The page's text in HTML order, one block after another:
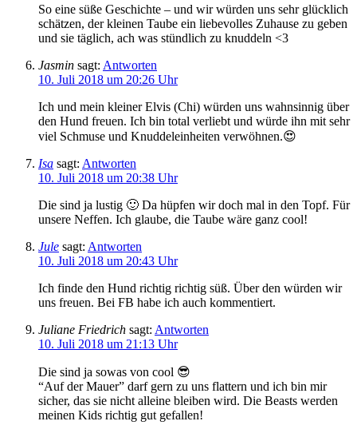
So eine süße Geschichte – und wir würden uns sehr glücklich
schätzen, der kleinen Taube ein liebevolles Zuhause zu geben
und sie täglich, ach was stündlich zu knuddeln <3
Jasmin sagt: Antworten
10. Juli 2018 um 20:26 Uhr
Ich und mein kleiner Elvis (Chi) würden uns wahnsinnig über
den Hund freuen. Ich bin total verliebt und würde ihn mit sehr
viel Schmuse und Knuddeleinheiten verwöhnen.😍
Isa sagt: Antworten
10. Juli 2018 um 20:38 Uhr
Die sind ja lustig 🙂 Da hüpfen wir doch mal in den Topf. Für
unsere Neffen. Ich glaube, die Taube wäre ganz cool!
Jule sagt: Antworten
10. Juli 2018 um 20:43 Uhr
Ich finde den Hund richtig richtig süß. Über den würden wir
uns freuen. Bei FB habe ich auch kommentiert.
Juliane Friedrich sagt: Antworten
10. Juli 2018 um 21:13 Uhr
Die sind ja sowas von cool 😎
“Auf der Mauer” darf gern zu uns flattern und ich bin mir
sicher, das sie nicht alleine bleiben wird. Die Beasts werden
meinen Kids richtig gut gefallen!